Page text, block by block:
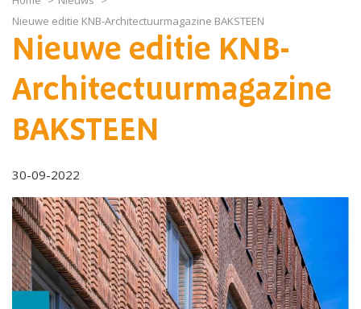
Nieuwe editie KNB-Architectuurmagazine BAKSTEEN
Nieuwe editie KNB-
Architectuurmagazine
BAKSTEEN
30-09-2022